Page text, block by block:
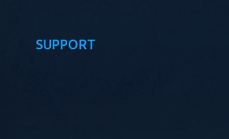
SUPPORT